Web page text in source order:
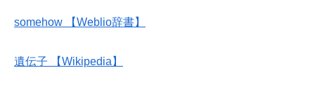
somehow 【Weblio辞書】
遺伝子 【Wikipedia】